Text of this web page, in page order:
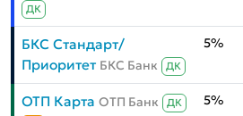
ДК
БКС Стандарт/
Приоритет БКС Банк ДК
5%
ОТП Карта ОТП Банк ДК 5%